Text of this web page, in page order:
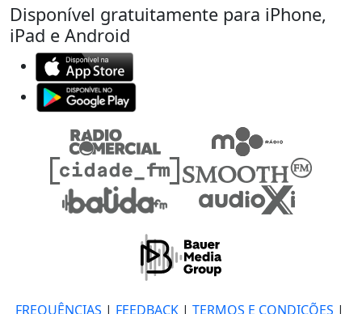
Disponível gratuitamente para iPhone,
iPad e Android
FREQUÊNCIAS | FEEDBACK| TERMOS E CONDIÇÕES |